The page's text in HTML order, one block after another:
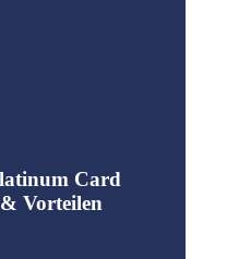
Card
Vorteilen